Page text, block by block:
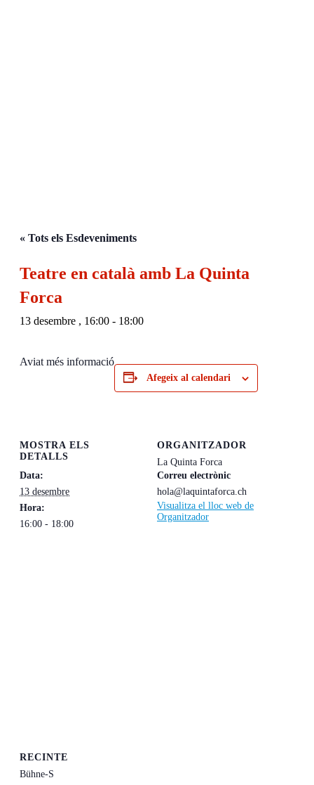
« Tots els Esdeveniments
Teatre en català amb La Quinta
Forca
13 desembre , 16:00 - 18:00
Aviat més informació
Afegeix al calendari
MOSTRA ELS
DETALLS
Data:
13 desembre
Hora:
16:00 - 18:00
ORGANITZADOR
La Quinta Forca
Correu electrònic
hola@laquintaforca.ch
Visualitza el lloc web de
Organitzador
RECINTE
Bühne-S